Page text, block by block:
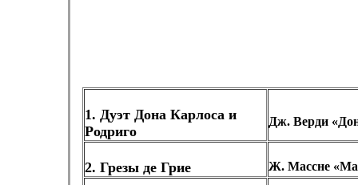
1. Дуэт Дона Карлоса и
Родриго
Дж. Верди
2. Грезы де Грие Ж. Массне